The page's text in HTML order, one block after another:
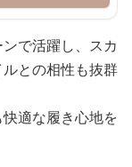
で活躍し、スカ
との相性も抜群
適な履き心地を